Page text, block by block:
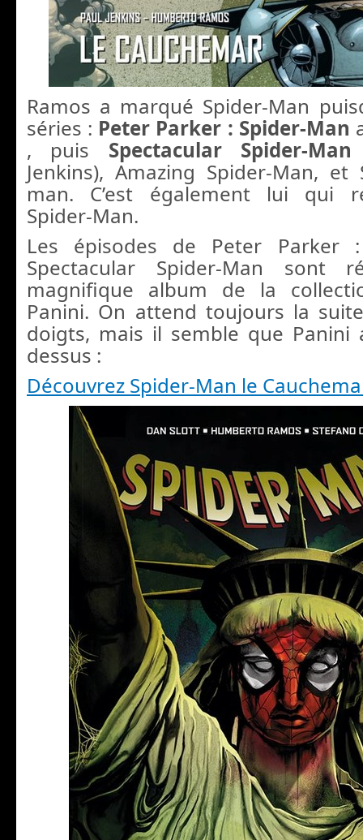
Ramos a marqué Spider-Man
séries : Peter Parker : Spider-Man
, puis Spectacular Spider-Man
Jenkins), Amazing Spider-Man, et
man. C’est également lui qui
Spider-Man.
Les épisodes de Peter Parker
Spectacular Spider-Man sont
magnifique album de la
Panini. On attend toujours la
doigts, mais il semble que Panini
dessus :
Découvrez Spider-Man le